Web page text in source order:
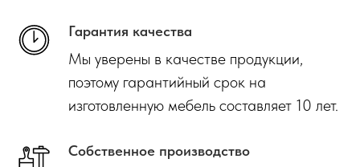
Гарантия качества
Мы уверены в качестве продукции,
поэтому гарантийный срок на
изготовленную мебель составляет 10 лет.
Собственное производство